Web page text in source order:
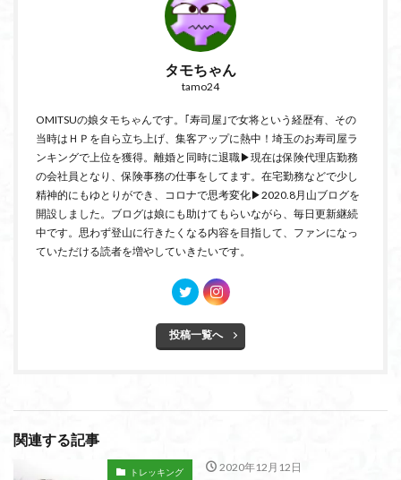
タモちゃん
tamo24
OMITSUの娘タモちゃんです。｢寿司屋｣で女将という経歴有、その
当時はＨＰを自ら立ち上げ、集客アップに熱中！埼玉のお寿司屋ラ
ンキングで上位を獲得。離婚と同時に退職▶現在は保険代理店勤務
の会社員となり、保険事務の仕事をしてます。在宅勤務などで少し
精神的にもゆとりができ、コロナで思考変化▶2020.8月山ブログを
開設しました。ブログは娘にも助けてもらいながら、毎日更新継続
中です。思わず登山に行きたくなる内容を目指して、ファンになっ
ていただける読者を増やしていきたいです。
投稿一覧へ
関連する記事
トレッキング 2020年12月12日